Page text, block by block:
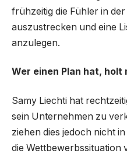
frühzeitig die Fühler in
auszustrecken und eine
anzulegen.
Wer einen Plan hat, holt
Samy Liechti hat
sein Unternehmen zu
ziehen dies jedoch nicht
die Wettbewerbssituation